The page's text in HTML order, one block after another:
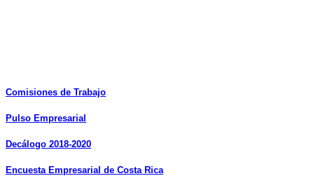
Comisiones de Trabajo
Pulso Empresarial
Decálogo 2018-2020
Encuesta Empresarial de Costa Rica